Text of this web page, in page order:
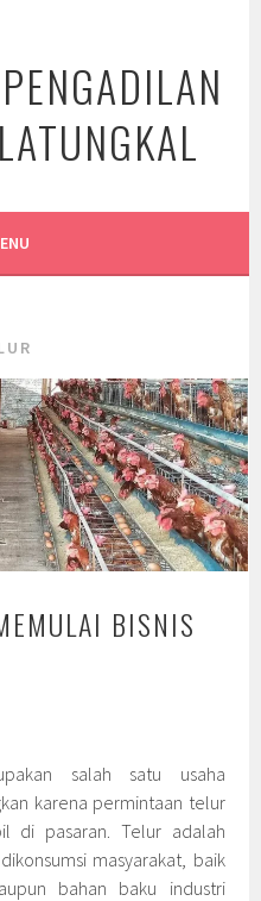
BISNIS
salah satu usaha
karena permintaan telur
di pasaran. Telur adalah
masyarakat, baik
bahan baku industri